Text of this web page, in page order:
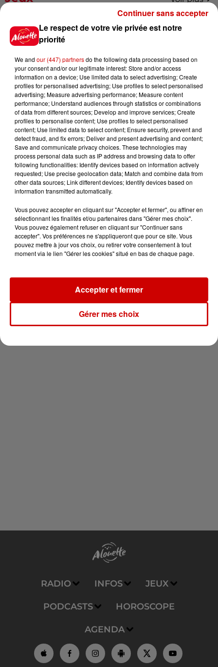
Gagnez vos places pour le
Festival du Roi Arthur 2026 !
Gagnez vos entrées pour le
Musée du Sport Automobile au
Mans !
Alouette vous invite à
Futuroscope Xperiences !
Le Duel - Gagnez votre balade
en jet ski !
Newsletter
RADIO INFOS JEUX
PODCASTS HOROSCOPE
AGENDA
Le respect de votre vie privée est notre
priorité
We and our (447) partnersdo the following data processing based on
your consent and/or our legitimate interest: Store and/or access
information on a device; Use limited data to select advertising; Create
profiles for personalised advertising; Use profiles to select personalised
advertising; Measure advertising performance; Measure content
performance; Understand audiences through statistics or combinations
of data from different sources; Develop and improve services; Create
profiles to personalise content; Use profiles to select personalised
content; Use limited data to select content; Ensure security, prevent and
detect fraud, and fix errors; Deliver and present advertising and content;
Save and communicate privacy choices. These technologies may
process personal data such as IP address and browsing data to offer
following functionalities: Identify devices based on information actively
requested; Use precise geolocation data; Match and combine data from
other data sources; Link different devices; Identify devices based on
information transmitted automatically.
Vous pouvez accepter en cliquant sur "Accepter et fermer", ou affiner en
sélectionnant les finalités et/ou partenaires dans "Gérer mes choix".
Vous pouvez également refuser en cliquant sur "Continuer sans
accepter". Vos préférences ne s'appliqueront que pour ce site. Vous
pouvez mettre à jour vos choix, ou retirer votre consentement à tout
moment via le lien "Gérer les cookies" situé en bas de chaque page.
Gérer mes choix
Accepter et fermer
Continuer sans accepter